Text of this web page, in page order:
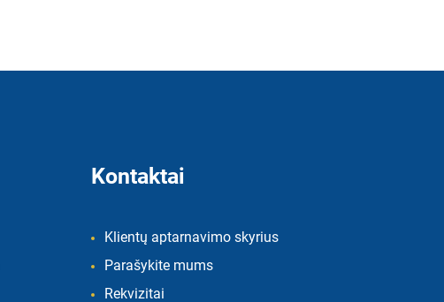
Kontaktai
Klientų aptarnavimo skyrius
Parašykite mums
Rekvizitai